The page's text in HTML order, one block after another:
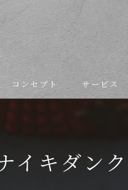
コンセプト サービス
キダン